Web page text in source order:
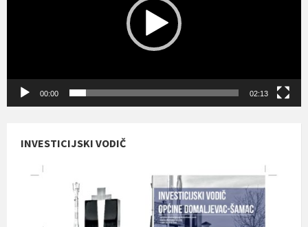
00:00 02:13
INVESTICIJSKI VODIČ